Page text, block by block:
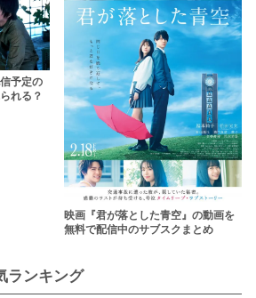
予定の
れる？
映画『君が落とした青空』の動画を
無料で配信中のサブスクまとめ
ランキング